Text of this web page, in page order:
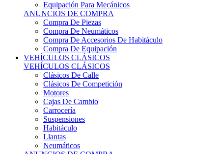
Compra De Piezas
Compra De Neumáticos
Compra De Accesorios De Habitáculo
Compra De Equipación
VEHÍCULOS CLÁSICOS
VEHÍCULOS CLÁSICOS
Clásicos De Calle
Clásicos De Competición
Motores
Cajas De Cambio
Carrocería
Suspensiones
Habitáculo
Llantas
Neumáticos
ANUNCIOS DE COMPRA
Compra De Competición